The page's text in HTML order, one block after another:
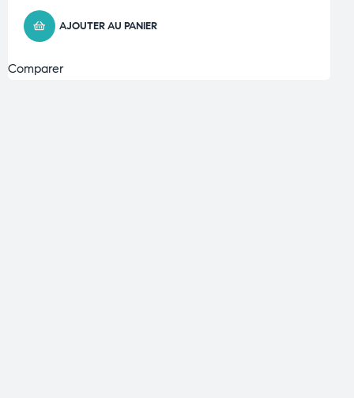
AJOUTER AU PANIER
Comparer